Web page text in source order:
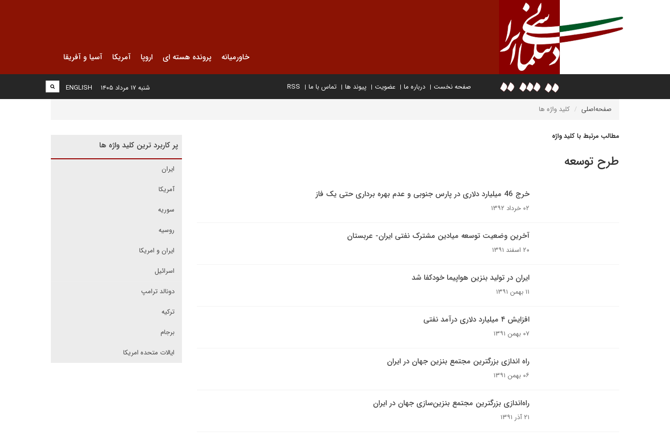
خاورمیانه پرونده هسته ای اروپا آمریکا آسیا و آفریقا
صفحه نخست درباره ما عضویت پیوند ها تماس با ما RSS
ENGLISH شنبه ۱۷ مرداد ۱۴۰۵
صفحه‌اصلی کلید واژه ها
مطالب مرتبط با کلید واژه
طرح توسعه
خرج 46 میلیارد دلاری در پارس جنوبی و عدم بهره برداری حتی یک فاز
۰۲ خرداد ۱۳۹۲
آخرین وضعیت توسعه میادین مشترک نفتی ایران- عربستان
۲۰ اسفند ۱۳۹۱
ایران در تولید بنزین هواپیما خودکفا شد
۱۱ بهمن ۱۳۹۱
افزایش ۴ میلیارد دلاری درآمد نفتی
۰۷ بهمن ۱۳۹۱
راه اندازی بزرگترین مجتمع بنزین جهان در ایران
۰۶ بهمن ۱۳۹۱
راه‌اندازی بزرگترین مجتمع بنزین‌سازی جهان در ایران
۲۱ آذر ۱۳۹۱
پر کاربرد ترین کلید واژه ها
ایران
آمریکا
سوریه
روسیه
ایران و امریکا
اسرائیل
دونالد ترامپ
ترکیه
برجام
ایالات متحده امریکا